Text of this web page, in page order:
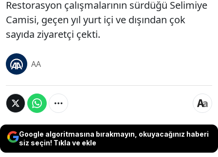
Restorasyon çalışmalarının sürdüğü Selimiye
Camisi, geçen yıl yurt içi ve dışından çok
sayıda ziyaretçi çekti.
AA
Google algoritmasına bırakmayın, okuyacağınız haberi
siz seçin! Tıkla ve ekle